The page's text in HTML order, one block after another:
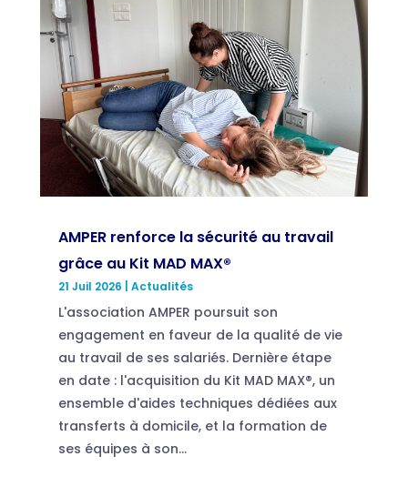
AMPER renforce la sécurité au travail
grâce au Kit MAD MAX®
21 Juil 2026 Actualités
L'association AMPER poursuit son
engagement en faveur de la qualité de vie
au travail de ses salariés. Dernière étape
en date : l'acquisition du Kit MAD MAX®, un
ensemble d'aides techniques dédiées aux
transferts à domicile, et la formation de
ses équipes à son...